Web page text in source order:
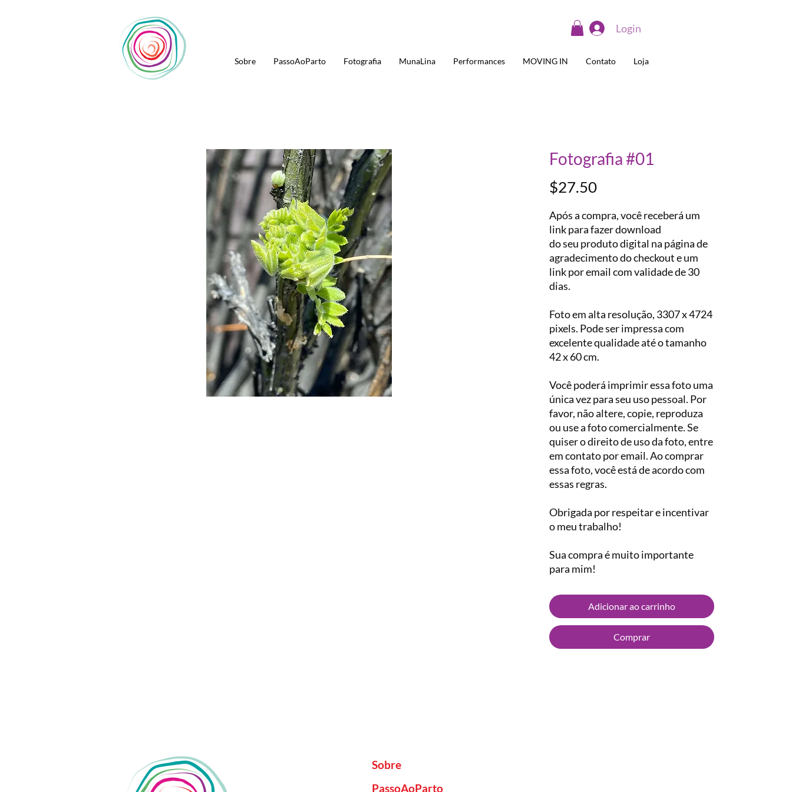
Login
Sobre PassoAoParto Fotografia MunaLina Performances MOVING IN Contato Loja
Fotografia #01
$27.50Preço
Após a compra, você receberá um
link para fazer download
do seu produto digital na página de
agradecimento do checkout e um
link por email com validade de 30
dias.
Foto em alta resolução, 3307 x 4724
pixels. Pode ser impressa com
excelente qualidade até o tamanho
42 x 60 cm.
Você poderá imprimir essa foto uma
única vez para seu uso pessoal. Por
favor, não altere, copie, reproduza
ou use a foto comercialmente. Se
quiser o direito de uso da foto, entre
em contato por email. Ao comprar
essa foto, você está de acordo com
essas regras.
Obrigada por respeitar e incentivar
o meu trabalho!
Sua compra é muito importante
para mim!
Adicionar ao carrinho
Comprar
Sobre
PassoAoParto